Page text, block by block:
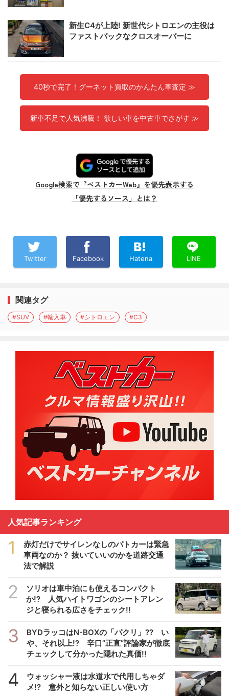
新生C4が上陸! 新世代シトロエンの主役は
ファストバックなクロスオーバーに
40秒で完了！グーネット買取のかんたん車査定 ≫
新車不足で人気沸騰！ 欲しい車を中古車でさがす ≫
Google検索で『ベストカーWeb』を優先表示する
「優先するソース」とは？
Twitter Facebook Hatena LINE
関連タグ
#SUV #輸入車 #シトロエン #C3
人気記事ランキング
1
赤灯だけでサイレンなしのパトカーは緊急
車両なのか？ 抜いていいのかを道路交通
法で解説
2
ソリオは車中泊にも使えるコンパクト
か!? 人気ハイトワゴンのシートアレン
ジと寝られる広さをチェック!!
3
BYDラッコはN-BOXの「パクリ」?? い
や、それ以上!? 辛口”正直”評論家が徹底
チェックして分かった隠れた真価!!
4
ウォッシャー液は水道水で代用しちゃダ
メ!? 意外と知らない正しい使い方